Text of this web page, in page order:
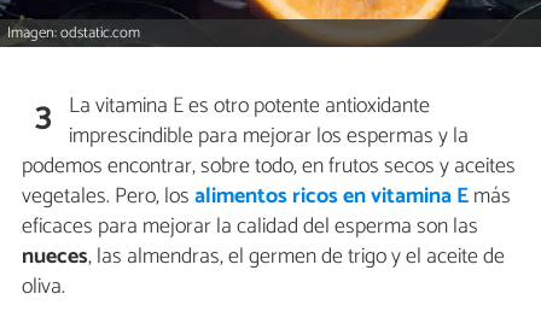
Imagen: odstatic.com
3 La vitamina E es otro potente antioxidante
imprescindible para mejorar los espermas y la
podemos encontrar, sobre todo, en frutos secos y aceites
vegetales. Pero, losalimentos ricos en vitamina Emás
eficaces para mejorar la calidad del esperma son las
nueces, las almendras, el germen de trigo y el aceite de
oliva.